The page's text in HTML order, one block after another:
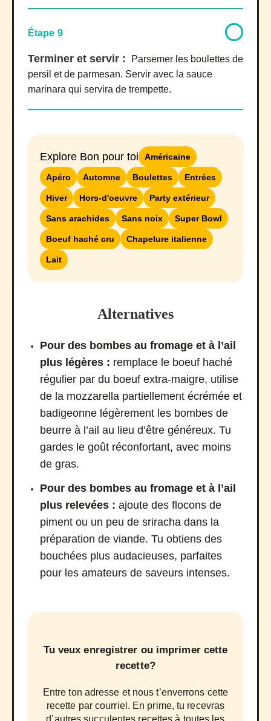
Étape 9
Terminer et servir :
Parsemer les boulettes de
persil et de parmesan. Servir avec la sauce
marinara qui servira de trempette.
Explore Bon pour toi Américaine
Apéro Automne Boulettes Entrées
Hiver Hors-d'oeuvre Party extérieur
Sans arachides Sans noix Super Bowl
Boeuf haché cru Chapelure italienne
Lait
Alternatives
Pour des bombes au fromage et à l’ail
plus légères : remplace le boeuf haché
régulier par du boeuf extra-maigre, utilise
de la mozzarella partiellement écrémée et
badigeonne légèrement les bombes de
beurre à l’ail au lieu d’être généreux. Tu
gardes le goût réconfortant, avec moins
de gras.
Pour des bombes au fromage et à l’ail
plus relevées : ajoute des flocons de
piment ou un peu de sriracha dans la
préparation de viande. Tu obtiens des
bouchées plus audacieuses, parfaites
pour les amateurs de saveurs intenses.
Tu veux enregistrer ou imprimer cette
recette?
Entre ton adresse et nous t’enverrons cette
recette par courriel. En prime, tu recevras
d’autres succulentes recettes à toutes les